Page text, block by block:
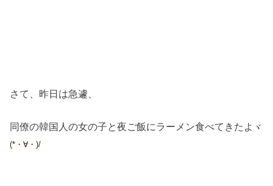
さて、昨日は急遽、
同僚の韓国人の女の子と夜ご飯にラーメン食べてきたよ ヾ
(*・∀・)/